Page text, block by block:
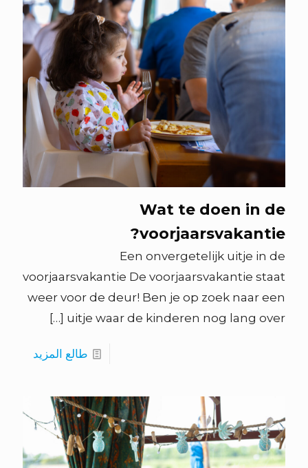
Wat te doen in de
voorjaarsvakantie?
Een onvergetelijk uitje in de
voorjaarsvakantie De voorjaarsvakantie staat
weer voor de deur! Ben je op zoek naar een
uitje waar de kinderen nog lang over
[…]
طالع المزيد